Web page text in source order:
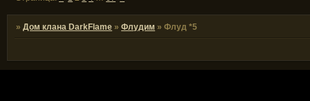
»Дом клана DarkFlame »Флудим »Флуд *5